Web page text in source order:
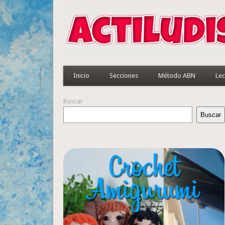
Inicio Secciones Método ABN
Buscar
Buscar